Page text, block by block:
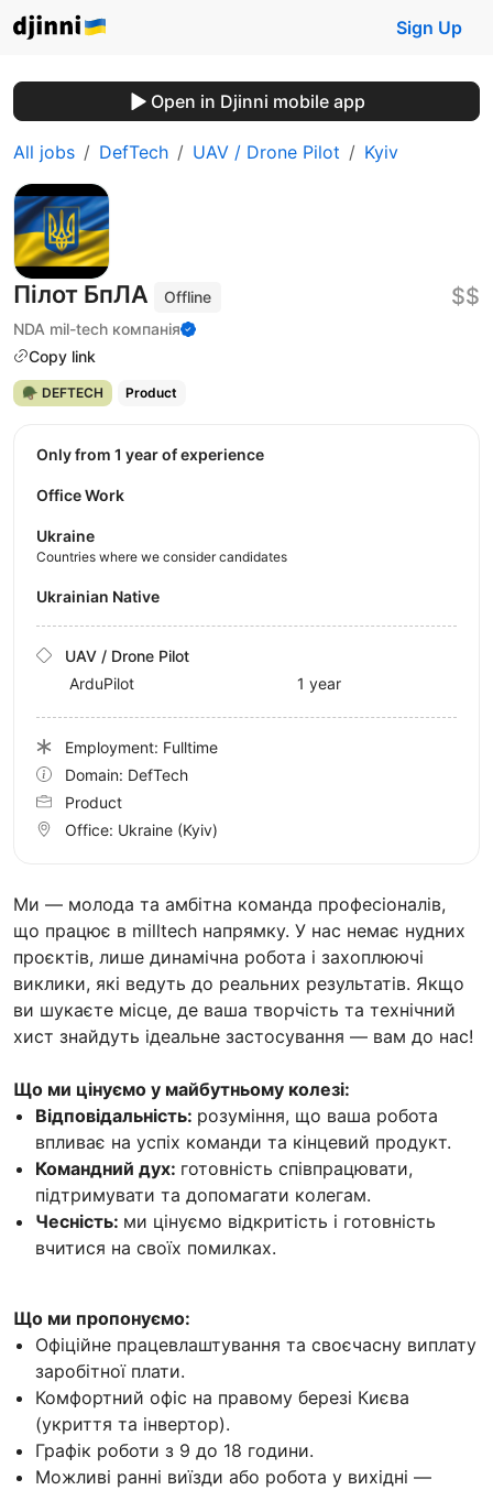
Sign Up
Open in Djinni mobile app
All jobs DefTech UAV / Drone Pilot Kyiv
Пілот БпЛА
Offline
NDA mil-tech компанія
Copy link
$$
🪖 DEFTECH Product
Ми — молода та амбітна команда професіоналів,
що працює в milltech напрямку. У нас немає нудних
проєктів, лише динамічна робота і захоплюючі
виклики, які ведуть до реальних результатів. Якщо
ви шукаєте місце, де ваша творчість та технічний
хист знайдуть ідеальне застосування — вам до нас!
Що ми цінуємо у майбутньому колезі:
Відповідальність: розуміння, що ваша робота
впливає на успіх команди та кінцевий продукт.
Командний дух: готовність співпрацювати,
підтримувати та допомагати колегам.
Чесність: ми цінуємо відкритість і готовність
вчитися на своїх помилках.
Що ми пропонуємо:
Офіційне працевлаштування та своєчасну виплату
заробітної плати.
Комфортний офіс на правому березі Києва
(укриття та інвертор).
Графік роботи з 9 до 18 години.
Можливі ранні виїзди або робота у вихідні —
Only from 1 year of experience
Office Work
Ukraine
Countries where we consider candidates
Ukrainian Native
UAV / Drone Pilot
ArduPilot
1 year
Employment: Fulltime
Domain: DefTech
Product
Office: Ukraine (Kyiv)